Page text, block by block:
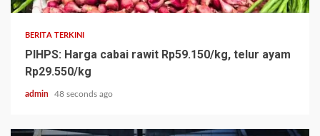
BERITA TERKINI
PIHPS: Harga cabai rawit Rp59.150/kg, telur ayam
Rp29.550/kg
admin 48 seconds ago